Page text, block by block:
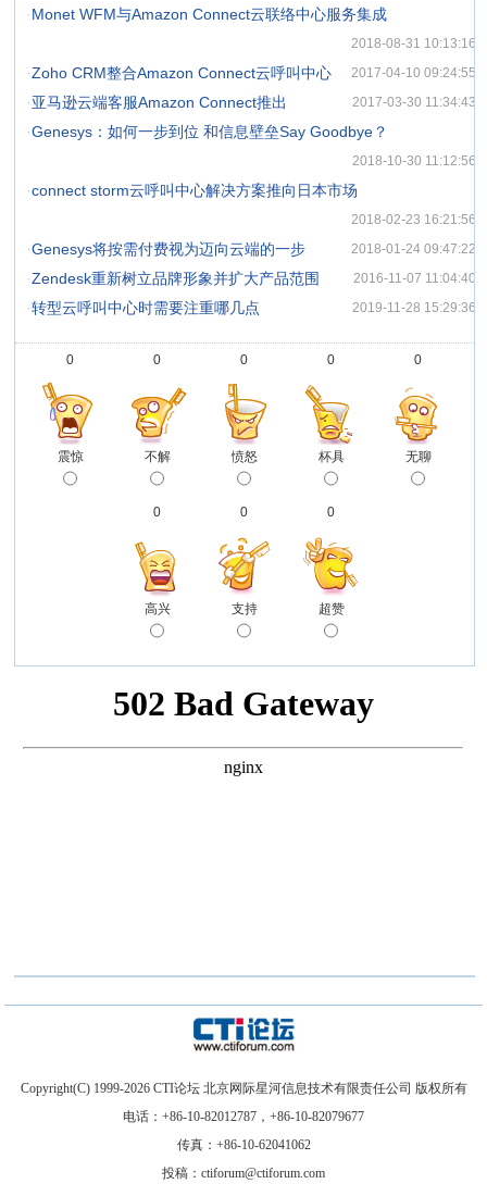
·Monet WFM与Amazon Connect云联络中心服务集成
2018-08-31 10:13:16
·Zoho CRM整合Amazon Connect云呼叫中心 2017-04-10 09:24:55
·亚马逊云端客服Amazon Connect推出 2017-03-30 11:34:43
·Genesys：如何一步到位 和信息壁垒Say Goodbye？
2018-10-30 11:12:56
·connect storm云呼叫中心解决方案推向日本市场
2018-02-23 16:21:56
·Genesys将按需付费视为迈向云端的一步 2018-01-24 09:47:22
·Zendesk重新树立品牌形象并扩大产品范围 2016-11-07 11:04:40
·转型云呼叫中心时需要注重哪几点 2019-11-28 15:29:36
0
震惊
0
不解
0
愤怒
0
杯具
0
无聊
0
高兴
0
支持
0
超赞
Copyright(C) 1999-2026CTI论坛 北京网际星河信息技术有限责任公司 版权所有
电话：+86-10-82012787，+86-10-82079677
传真：+86-10-62041062
投稿：ctiforum@ctiforum.com